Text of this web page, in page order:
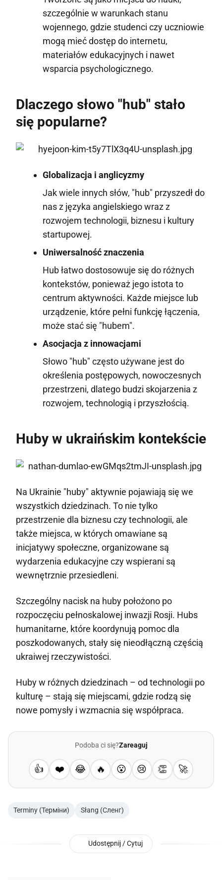
szczególnie w warunkach stanu
wojennego, gdzie studenci czy uczniowie
mogą mieć dostęp do internetu,
materiałów edukacyjnych i nawet
wsparcia psychologicznego.
Dlaczego słowo "hub" stało
się popularne?
Globalizacja i anglicyzmy
Jak wiele innych słów, "hub" przyszedł do
nas z języka angielskiego wraz z
rozwojem technologii, biznesu i kultury
startupowej.
Uniwersalność znaczenia
Hub łatwo dostosowuje się do różnych
kontekstów, ponieważ jego istota to
centrum aktywności. Każde miejsce lub
urządzenie, które pełni funkcję łączenia,
może stać się "hubem".
Asocjacja z innowacjami
Słowo "hub" często używane jest do
określenia postępowych, nowoczesnych
przestrzeni, dlatego budzi skojarzenia z
rozwojem, technologią i przyszłością.
Huby w ukraińskim kontekście
Na Ukrainie "huby" aktywnie pojawiają się we
wszystkich dziedzinach. To nie tylko
przestrzenie dla biznesu czy technologii, ale
także miejsca, w których omawiane są
inicjatywy społeczne, organizowane są
wydarzenia edukacyjne czy wspierani są
wewnętrznie przesiedleni.
Szczególny nacisk na huby położono po
rozpoczęciu pełnoskalowej inwazji Rosji. Hubs
humanitarne, które koordynują pomoc dla
poszkodowanych, stały się nieodłączną częścią
ukraiwej rzeczywistości.
Huby w różnych dziedzinach – od technologii po
kulturę – stają się miejscami, gdzie rodzą się
nowe pomysły i wzmacnia się współpraca.
Podoba ci się?Zareaguj
👍 ❤️ 😂 🔥 😮 😢 👏 🚀
Terminy (Терміни) Słang (Сленг)
Udostępnij / Cytuj